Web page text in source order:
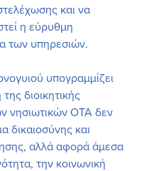
και να
η εύρυθμη
των υπηρεσιών.
υπογραμμίζει
διοικητικής
νησιωτικών ΟΤΑ δεν
δικαιοσύνης και
αλλά αφορά άμεσα
την κοινωνική